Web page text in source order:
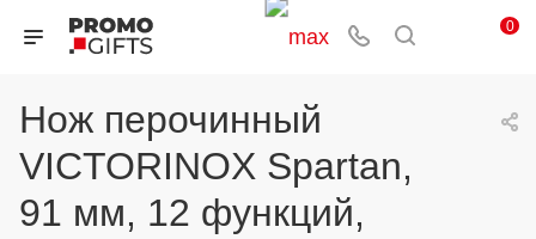
0
Нож перочинный
VICTORINOX Spartan,
91 мм, 12 функций,